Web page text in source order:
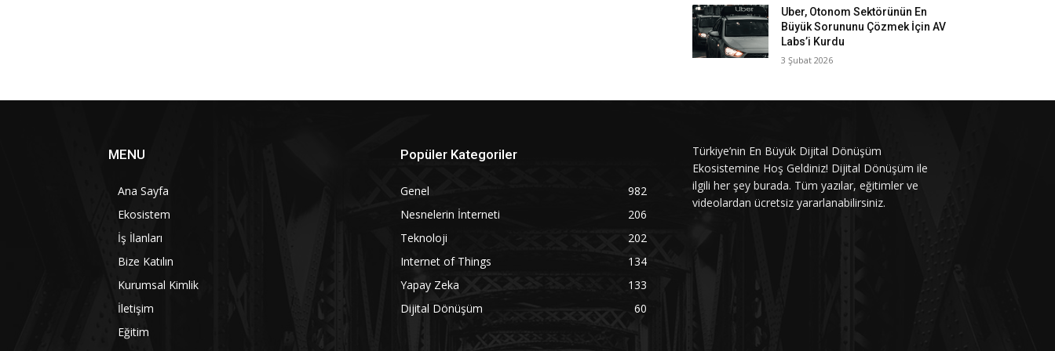
Uber, Otonom Sektörünün En
Büyük Sorununu Çözmek İçin AV
Labs’i Kurdu
3 Şubat 2026
MENU
Ana Sayfa
Ekosistem
İş İlanları
Bize Katılın
Kurumsal Kimlik
İletişim
Eğitim
Popüler Kategoriler
Genel
982
Nesnelerin İnterneti
206
Teknoloji
202
Internet of Things
134
Yapay Zeka
133
Dijital Dönüşüm
60
Türkiye’nin En Büyük Dijital Dönüşüm
Ekosistemine Hoş Geldiniz! Dijital Dönüşüm ile
ilgili her şey burada. Tüm yazılar, eğitimler ve
videolardan ücretsiz yararlanabilirsiniz.